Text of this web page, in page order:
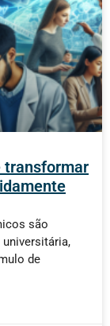
transformar
são
de